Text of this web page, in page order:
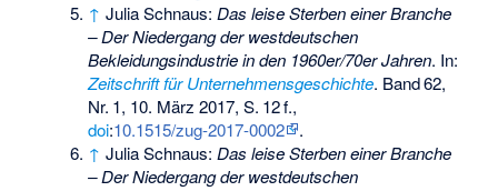
↑ Julia Schnaus:Das leise Sterben einer Branche
– Der Niedergang der westdeutschen
Bekleidungsindustrie in den 1960er/70er Jahren. In:
Zeitschrift für Unternehmensgeschichte. Band62,
Nr. 1, 10. März 2017,S. 12f.,
doi:10.1515/zug-2017-0002
.
↑ Julia Schnaus:Das leise Sterben einer Branche
– Der Niedergang der westdeutschen